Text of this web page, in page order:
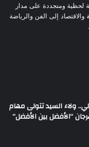
لحظية ومتجددة على مدار
إلى الفن والرياضة
ولاء السيد تتولى مهام
“الأفضل بين الأفضل”